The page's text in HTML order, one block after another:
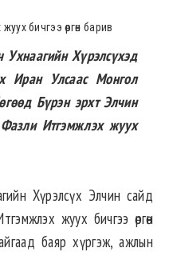
бичгээ өргөн барив
Хүрэлсүхэд
Иран Улсаас Монгол
Бүрэн эрхт Элчин
Итгэмжлэх жуух
Хүрэлсүх Элчин сайд
жуух бичгээ өргөн
баяр хүргэж, ажлын